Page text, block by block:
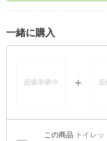
一緒に購入
トイレ